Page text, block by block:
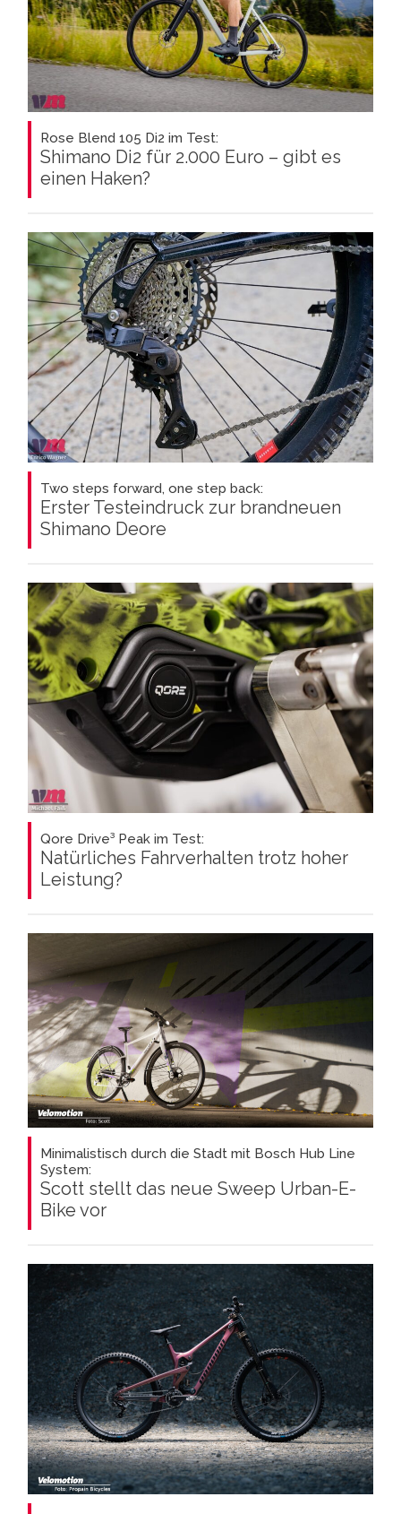
Rose Blend 105 Di2 im Test:
Shimano Di2 für 2.000 Euro – gibt es
einen Haken?
Two steps forward, one step back:
Erster Testeindruck zur brandneuen
Shimano Deore
Qore Drive³ Peak im Test:
Natürliches Fahrverhalten trotz hoher
Leistung?
Minimalistisch durch die Stadt mit Bosch Hub Line
System:
Scott stellt das neue Sweep Urban-E-
Bike vor